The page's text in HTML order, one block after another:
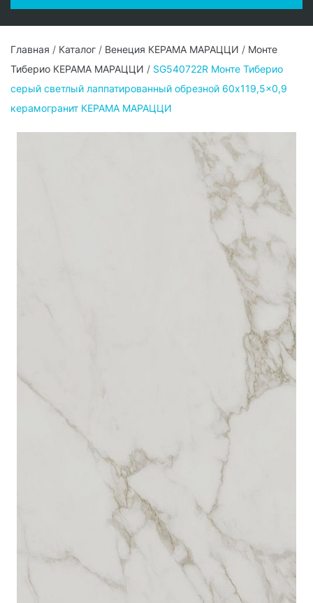
Главная / Каталог / Венеция КЕРАМА МАРАЦЦИ / Монте
Тиберио КЕРАМА МАРАЦЦИ / SG540722R Монте Тиберио
серый светлый лаппатированный обрезной 60x119,5x0,9
керамогранит КЕРАМА МАРАЦЦИ